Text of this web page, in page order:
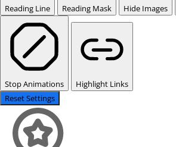
Reading Line Reading Mask Hide Images
Stop Animations
Highlight Links
Reset Settings